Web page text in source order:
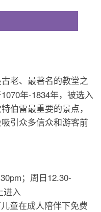
老、最著名的教堂之
年-1834年，被选入
伯雷最重要的景点，
引众多信众和游客前
；周日12.30-
进入
童在成人陪伴下免费